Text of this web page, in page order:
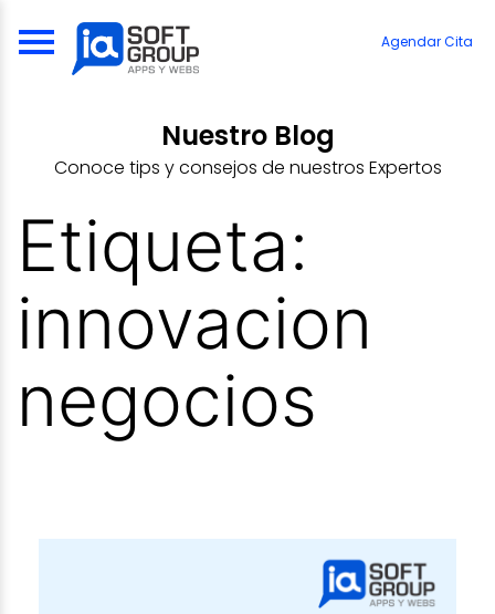
Agendar Cita
Nuestro Blog
Conoce tips y consejos de nuestros Expertos
Etiqueta:
innovacion
negocios